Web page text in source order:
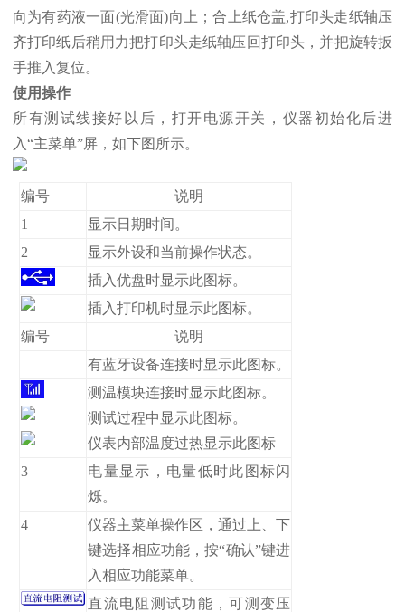
向为有药液一面(光滑面)向上；合上纸仓盖,打印头走纸轴压
齐打印纸后稍用力把打印头走纸轴压回打印头，并把旋转扳
手推入复位。
使用操作
所有测试线接好以后，打开电源开关，仪器初始化后进
入“主菜单”屏，如下图所示。
编号
说明
1
显示日期时间。
2
显示外设和当前操作状态。
插入优盘时显示此图标。
插入打印机时显示此图标。
编号
说明
有蓝牙设备连接时显示此图标。
测温模块连接时显示此图标。
测试过程中显示此图标。
仪表内部温度过热显示此图标
3
电量显示，电量低时此图标闪
烁。
4
仪器主菜单操作区，通过上、下
键选择相应功能，按“确认”键进
入相应功能菜单。
直流电阻测试功能，可测变压